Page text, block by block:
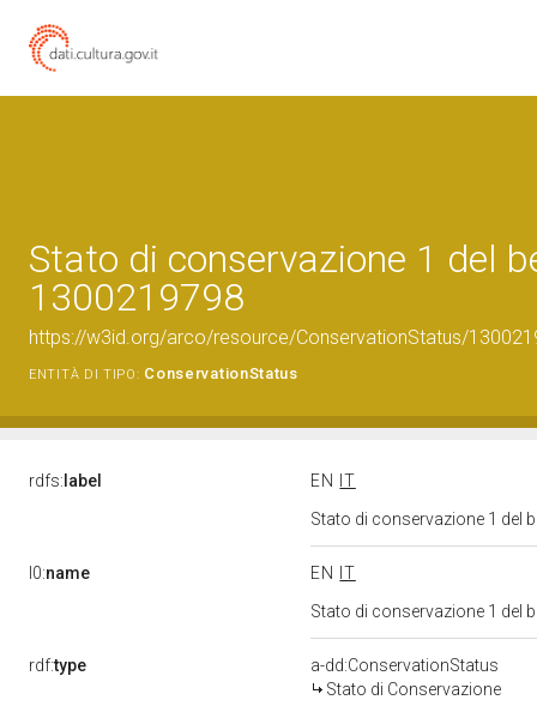
Stato di conservazione 1 del
1300219798
https://w3id.org/arco/resource/ConservationStatus/
ENTITÀ DI TIPO: ConservationStatus
rdfs: label EN
IT
Stato di conservazione 1 del
l0:name EN
IT
Stato di conservazione 1 del
rdf:type
a-dd:ConservationStatus
Stato di Conservazione